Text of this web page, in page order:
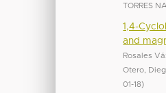
TORRES
1,4-
and
Rosales
Otero,
01-18)